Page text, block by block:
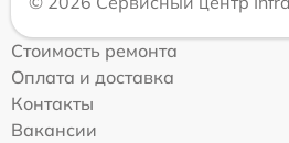
Стоимость ремонта
Оплата и доставка
Контакты
Вакансии